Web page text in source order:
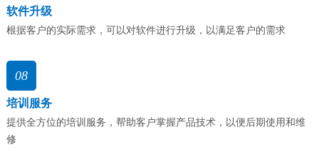
软件升级
根据客户的实际需求，可以对软件进行升级，以满足客户的需求
08
培训服务
提供全方位的培训服务，帮助客户掌握产品技术，以便后期使用和维
修